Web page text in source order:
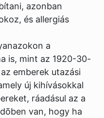
azonban
és allergiás
a
is, mint az 1920-30-
emberek utazási
új kihívásokkal
ráadásul az a
van, hogy ha